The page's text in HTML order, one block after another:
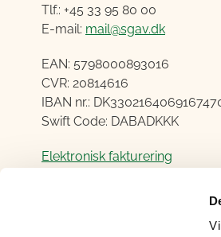
Tlf.: +45 33 95 80 00
E-mail: mail@sgav.dk
EAN: 5798000893016
CVR: 20814616
IBAN nr.:
Swift Code: DABADKKK
Elektronisk fakturering